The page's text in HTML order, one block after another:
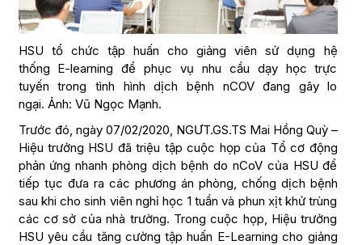
HSU tổ chức tập huấn cho giảng viên sử dụng hệ
thống E-learning để phục vụ nhu cầu dạy học trực
tuyến trong tình hình dịch bệnh nCOV đang gây lo
ngại. Ảnh: Vũ Ngọc Mạnh.
Trước đó, ngày 07/02/2020, NGƯT.GS.TS Mai Hồng Quỳ –
Hiệu trưởng HSU đã triệu tập cuộc họp của Tổ cơ động
phản ứng nhanh phòng dịch bệnh do nCoV của HSU để
tiếp tục đưa ra các phương án phòng, chống dịch bệnh
sau khi cho sinh viên nghỉ học 1 tuần và phun xịt khử trùng
các cơ sở của nhà trường. Trong cuộc họp, Hiệu trưởng
HSU yêu cầu tăng cường tập huấn E-Learning cho giảng